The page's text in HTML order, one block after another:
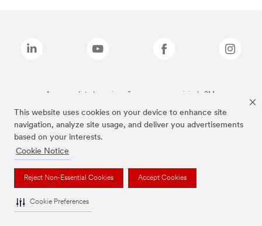
This website uses cookies on your device to enhance site
navigation, analyze site usage, and deliver you advertisements
based on your interests.
Cookie Notice
Reject Non-Essential Cookies Accept Cookies
Cookie Preferences
As marcas listadas a cima são marcas comerciais da 3M.